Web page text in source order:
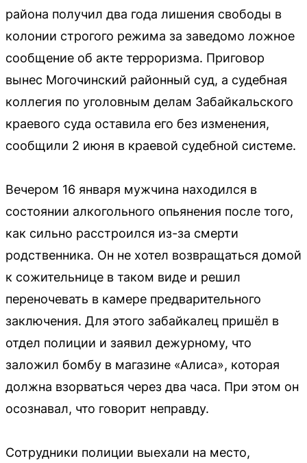
района получил два года лишения свободы в
колонии строгого режима за заведомо ложное
сообщение об акте терроризма. Приговор
вынес Могочинский районный суд, а судебная
коллегия по уголовным делам Забайкальского
краевого суда оставила его без изменения,
сообщили 2 июня в краевой судебной системе.
Вечером 16 января мужчина находился в
состоянии алкогольного опьянения после того,
как сильно расстроился из-за смерти
родственника. Он не хотел возвращаться домой
к сожительнице в таком виде и решил
переночевать в камере предварительного
заключения. Для этого забайкалец пришёл в
отдел полиции и заявил дежурному, что
заложил бомбу в магазине «Алиса», которая
должна взорваться через два часа. При этом он
осознавал, что говорит неправду.
Сотрудники полиции выехали на место,